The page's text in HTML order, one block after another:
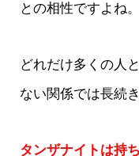
との相性ですよね。
どれだけ多くの人
ない関係では長続
タンザナイトは持